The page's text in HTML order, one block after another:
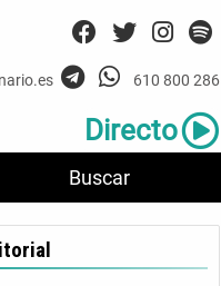
Buscar
610 800 286
Directo